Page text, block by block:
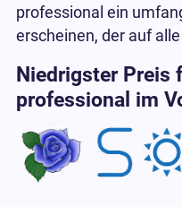
professional ein
erscheinen, der auf
Niedrigster Preis
professional im